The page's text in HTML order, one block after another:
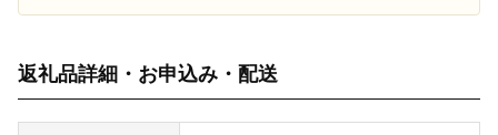
返礼品詳細・お申込み・配送